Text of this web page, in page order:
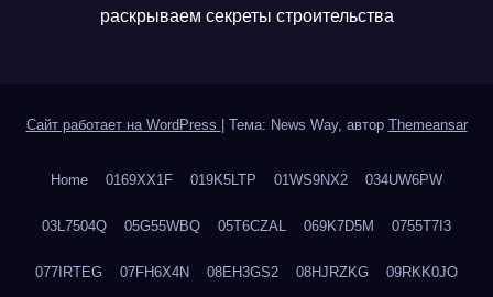
раскрываем секреты строительства
Сайт работает на WordPress Тема: News Way, автор Themeansar
Home 0169XX1F 019K5LTP 01WS9NX2 034UW6PW
03L7504Q 05G55WBQ 05T6CZAL 069K7D5M 0755T7I3
077IRTEG 07FH6X4N 08EH3GS2 08HJRZKG 09RKK0JO